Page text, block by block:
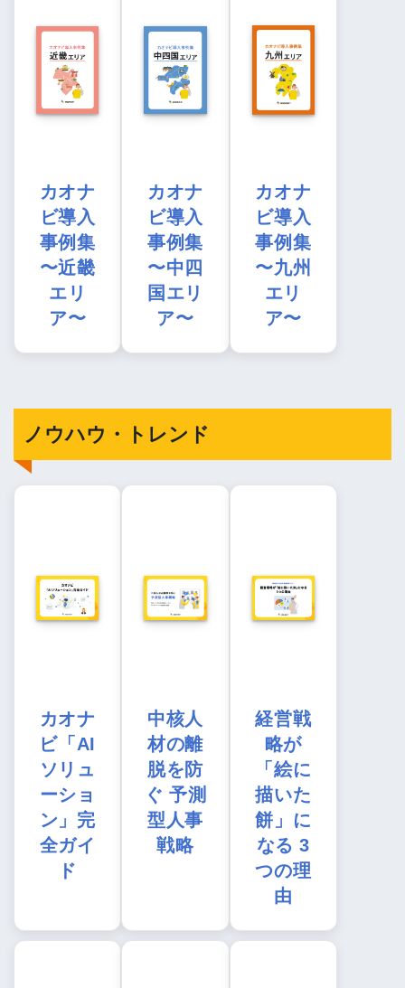
カオナ
ビ導入
事例集
〜近畿
エリ
ア〜
カオナ
ビ導入
事例集
〜中四
国エリ
ア〜
カオナ
ビ導入
事例集
〜九州
エリ
ア〜
ノウハウ・トレンド
カオナ
ビ「AI
ソリュ
ーショ
ン」完
全ガイ
ド
中核人
材の離
脱を防
ぐ 予測
型人事
戦略
経営戦
略が
「絵に
描いた
餅」に
なる 3
つの理
由